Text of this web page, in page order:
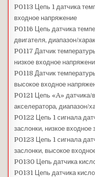
P0113 Цепь 1 датчика
входное напряжение
P0116 Цепь датчика
двигателя, диапазон/
P0117 Датчик
низкое входное
P0118 Датчик
высокое входное
P0121 Цепь «A»
акселератора, диапазон/
P0122 Цепь 1 сигнала
заслонки, низкое входное
P0123 Цепь 1 сигнала
заслонки, высокое
P0130 Цепь датчика
P0131 Цепь датчика